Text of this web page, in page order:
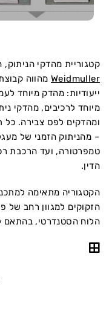
קטגוריית מהדקי
Weidmuller מהווה
ייעודיות: מהדק מיוחד
מיוחד לרכיבים, מהדקי
ומהדקים לפס צבירה. כל
– מהניתוק הזמני של
טמפרטורה, ועד הרכבת
הדין.
הקטגוריה מתאימה
הזקוקים למגוון רחב של
הלוח הסטנדרטי, בהתאם